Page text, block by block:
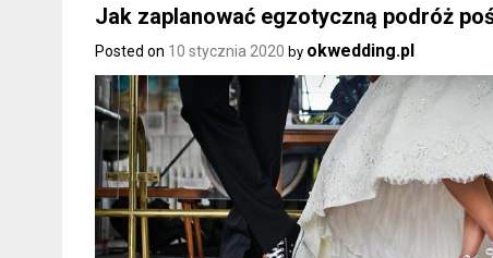
Jak zaplanować egzotyczną podróż
Posted on 10 stycznia 2020 by okwedding.pl